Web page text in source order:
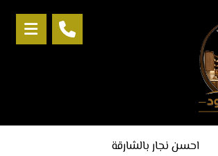
احسن نجار بالشارقة